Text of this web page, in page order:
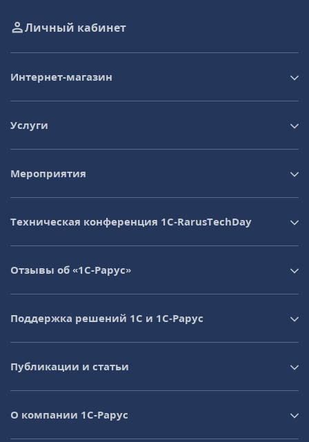
Личный кабинет
Интернет-магазин
Услуги
Мероприятия
Техническая конференция 1C‑RarusTechDay
Отзывы об «1С-Рарус»
Поддержка решений 1С и 1С‑Рарус
Публикации и статьи
О компании 1C-Рарус